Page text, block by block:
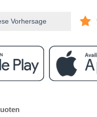
Vorhersage